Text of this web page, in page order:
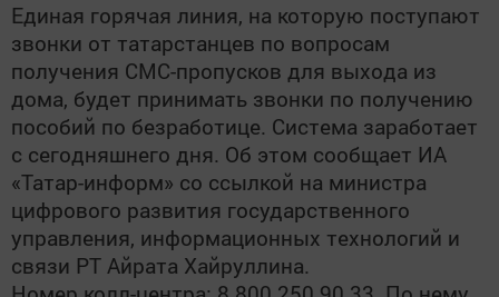
Единая горячая линия, на которую поступают
звонки от татарстанцев по вопросам
получения СМС-пропусков для выхода из
дома, будет принимать звонки по получению
пособий по безработице. Система заработает
с сегодняшнего дня. Об этом сообщает ИА
«Татар-информ» со ссылкой на министра
цифрового развития государственного
управления, информационных технологий и
связи РТ Айрата Хайруллина.